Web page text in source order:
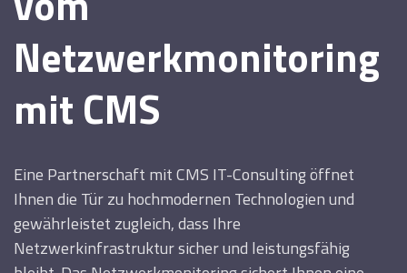
Netzwerkmonitoring
mit CMS
Eine Partnerschaft mit CMS IT-Consulting öffnet
Ihnen die Tür zu hochmodernen Technologien und
gewährleistet zugleich, dass Ihre
Netzwerkinfrastruktur sicher und leistungsfähig